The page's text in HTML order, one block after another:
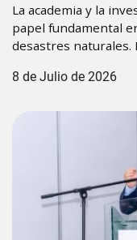
La academia y la
papel fundamental
desastres naturales.
8 de Julio de 2026